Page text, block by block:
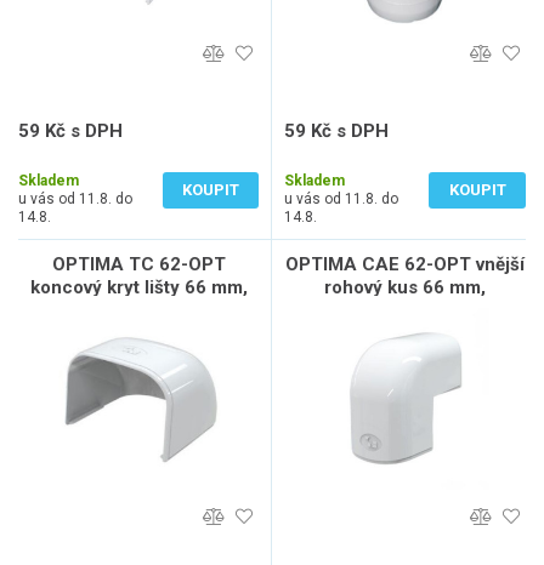
59 Kč s DPH
Skladem
u vás od 11.8. do
14.8.
KOUPIT
59 Kč s DPH
Skladem
u vás od 11.8. do
14.8.
KOUPIT
OPTIMA TC 62-OPT
koncový kryt lišty 66 mm,
OPTIMA CAE 62-OPT vnější
rohový kus 66 mm,